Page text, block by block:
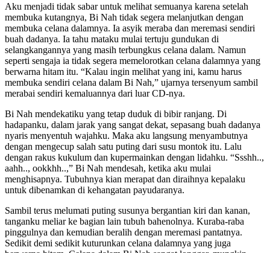
Aku menjadi tidak sabar untuk melihat semuanya karena setelah
membuka kutangnya, Bi Nah tidak segera melanjutkan dengan
membuka celana dalamnya. Ia asyik meraba dan meremasi sendiri
buah dadanya. Ia tahu mataku mulai tertuju gundukan di
selangkangannya yang masih terbungkus celana dalam. Namun
seperti sengaja ia tidak segera memelorotkan celana dalamnya yang
berwarna hitam itu. “Kalau ingin melihat yang ini, kamu harus
membuka sendiri celana dalam Bi Nah,” ujarnya tersenyum sambil
merabai sendiri kemaluannya dari luar CD-nya.
Bi Nah mendekatiku yang tetap duduk di bibir ranjang. Di
hadapanku, dalam jarak yang sangat dekat, sepasang buah dadanya
nyaris menyentuh wajahku. Maka aku langsung menyambutnya
dengan mengecup salah satu puting dari susu montok itu. Lalu
dengan rakus kukulum dan kupermainkan dengan lidahku. “Ssshh..,
aahh.., ookkhh..,” Bi Nah mendesah, ketika aku mulai
menghisapnya. Tubuhnya kian merapat dan diraihnya kepalaku
untuk dibenamkan di kehangatan payudaranya.
Sambil terus melumati puting susunya bergantian kiri dan kanan,
tanganku meliar ke bagian lain tubuh bahenolnya. Kuraba-raba
pinggulnya dan kemudian beralih dengan meremasi pantatnya.
Sedikit demi sedikit kuturunkan celana dalamnya yang juga